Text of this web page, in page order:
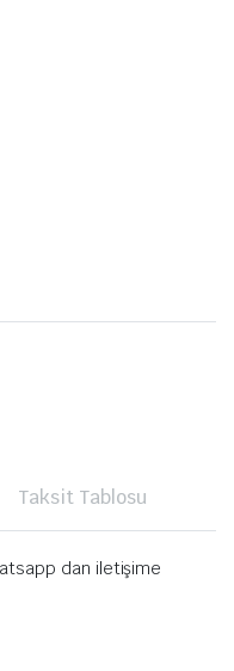
Taksit Tablosu
dan iletişime